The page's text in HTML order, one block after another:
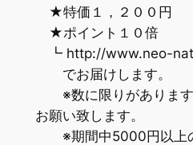
★特価１，２００円
★ポイント１０倍
┗ http://www.neo-
でお届けします。
※数に限りがあります
お願い致します。
※期間中5000円以上